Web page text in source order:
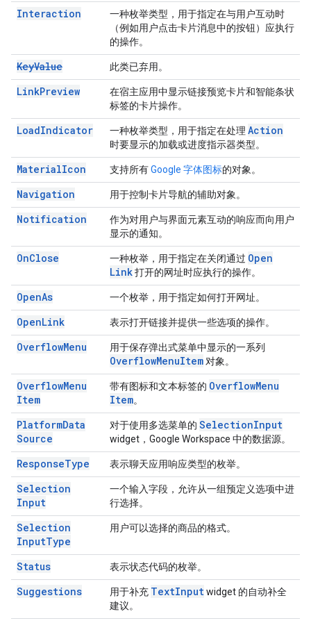
Interaction
一种枚举类型，用于指定在与用户互动时
（例如用户点击卡片消息中的按钮）应执行
的操作。
KeyValue 此类已弃用。
LinkPreview
在宿主应用中显示链接预览卡片和智能条状
标签的卡片操作。
LoadIndicator 一种枚举类型，用于指定在处理 Action
时要显示的加载或进度指示器类型。
MaterialIcon 支持所有Google 字体图标的对象。
Navigation 用于控制卡片导航的辅助对象。
Notification
作为对用户与界面元素互动的响应而向用户
显示的通知。
OnClose 一种枚举，用于指定在关闭通过 Open
Link打开的网址时应执行的操作。
OpenAs 一个枚举，用于指定如何打开网址。
OpenLink 表示打开链接并提供一些选项的操作。
OverflowMenu 用于保存弹出式菜单中显示的一系列
OverflowMenuItem 对象。
OverflowMenu
Item
带有图标和文本标签的 OverflowMenu
Item。
PlatformData
Source
对于使用多选菜单的 SelectionInput
widget，Google Workspace 中的数据源。
ResponseType 表示聊天应用响应类型的枚举。
Selection
Input
一个输入字段，允许从一组预定义选项中进
行选择。
Selection
InputType
用户可以选择的商品的格式。
Status 表示状态代码的枚举。
Suggestions 用于补充 TextInputwidget 的自动补全
建议。